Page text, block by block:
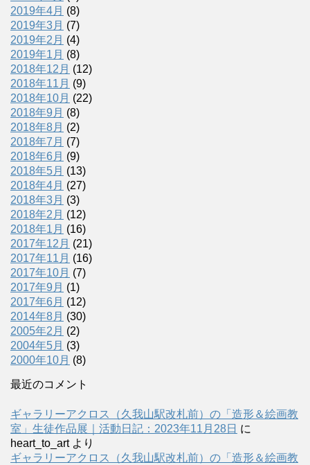
2019年4月 (8)
2019年3月 (7)
2019年2月 (4)
2019年1月 (8)
2018年12月 (12)
2018年11月 (9)
2018年10月 (22)
2018年9月 (8)
2018年8月 (2)
2018年7月 (7)
2018年6月 (9)
2018年5月 (13)
2018年4月 (27)
2018年3月 (3)
2018年2月 (12)
2018年1月 (16)
2017年12月 (21)
2017年11月 (16)
2017年10月 (7)
2017年9月 (1)
2017年6月 (12)
2014年8月 (30)
2005年2月 (2)
2004年5月 (3)
2000年10月 (8)
最近のコメント
ギャラリーアクロス（久我山駅改札前）の「造形＆絵画教
室」生徒作品展｜活動日記：2023年11月28日 に
heart_to_artより
ギャラリーアクロス（久我山駅改札前）の「造形＆絵画教